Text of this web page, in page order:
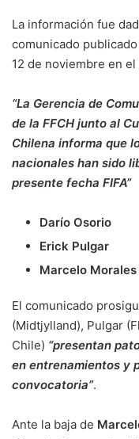
La información fue
comunicado
12 de noviembre en
“La Gerencia de
de la FFCH junto al
Chilena informa que
nacionales han sido
presente fecha FIFA”
Darío Osorio
Erick Pulgar
Marcelo Morales
El comunicado
(Midtjylland), Pulgar
Chile) “presentan
en entrenamientos y
convocatoria”.
Ante la baja de